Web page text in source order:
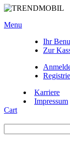
Menu
Ihr
Zur
Karriere
Impressum
Cart